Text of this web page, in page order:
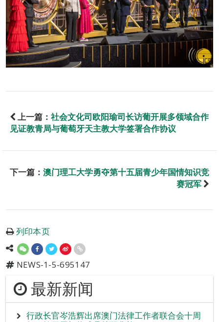
上一篇： 社会文化司欧阳瑜司长访葡开展多领域合作
见证教青局与葡萄牙天主教大学签署合作协议
下一篇： 澳门理工大学勇夺第十五届青少年国情知识竞
赛冠军
列印本页
NEWS-1-5-695147
最新新闻
行政长官岑浩辉出席澳门法律工作者联合会十周